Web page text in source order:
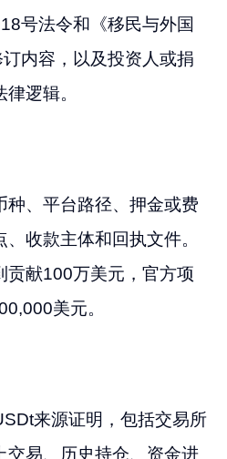
号法令和《移民与外国
内容，以及投资人或捐
逻辑。
种、平台路径、押金或费
收款主体和回执文件。
贡献100万美元，官方项
美元。
来源证明，包括交易所
交易、历史持仓、资金进